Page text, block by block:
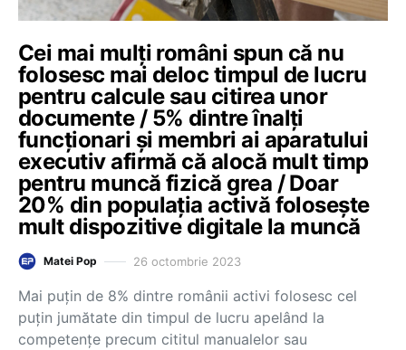
Cei mai mulți români spun că nu
folosesc mai deloc timpul de lucru
pentru calcule sau citirea unor
documente / 5% dintre înalți
funcționari și membri ai aparatului
executiv afirmă că alocă mult timp
pentru muncă fizică grea / Doar
20% din populația activă folosește
mult dispozitive digitale la muncă
Matei Pop 26 octombrie 2023
Mai puțin de 8% dintre românii activi folosesc cel
puțin jumătate din timpul de lucru apelând la
competențe precum cititul manualelor sau